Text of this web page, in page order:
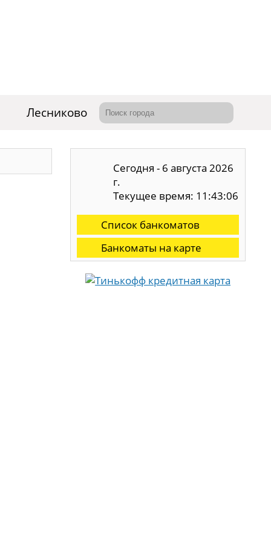
Лесниково
Сегодня - 6 августа 2026
г.
Текущее время: 11:43:07
Список банкоматов
Банкоматы на карте